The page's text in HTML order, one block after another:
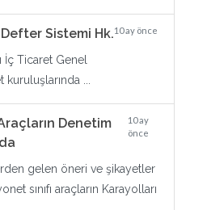
Sistemi Hk.10 ay önce
İç Ticaret Genel
...
Denetim
10 ay
önce
gelen öneri ve şikayetler
sınıfı araçların Karayolları